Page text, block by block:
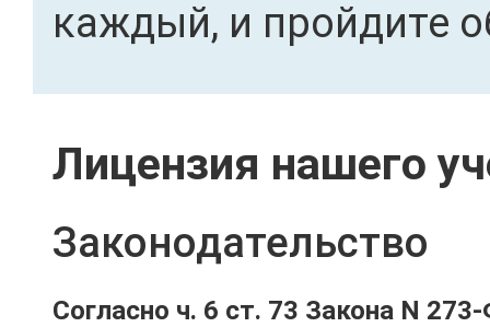
каждый, и пройдите
Лицензия нашего
Законодательство
Согласно ч. 6 ст. 73 Закона N